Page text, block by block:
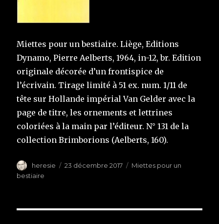
Miettes pour un bestiaire. Liège, Editions
Dynamo, Pierre Aelberts, 1964, in-12, br. Edition
originale décorée d’un frontispice de
l’écrivain. Tirage limité à 51 ex. num. 1/11 de
tête sur Hollande impérial Van Gelder avec la
page de titre, les ornements et lettrines
coloriées à la main par l’éditeur. N° 131 de la
collection Brimborions (Aelberts, 160).
Auteur
heresie
Publié
23 décembre 2017 Étiquettes
Miettes pour un
bestiaire